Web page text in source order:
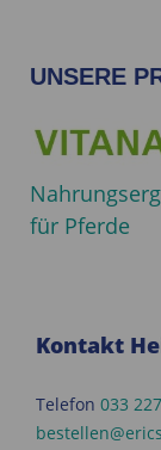
UNSERE
für Pferde
Kontakt
Telefon 033